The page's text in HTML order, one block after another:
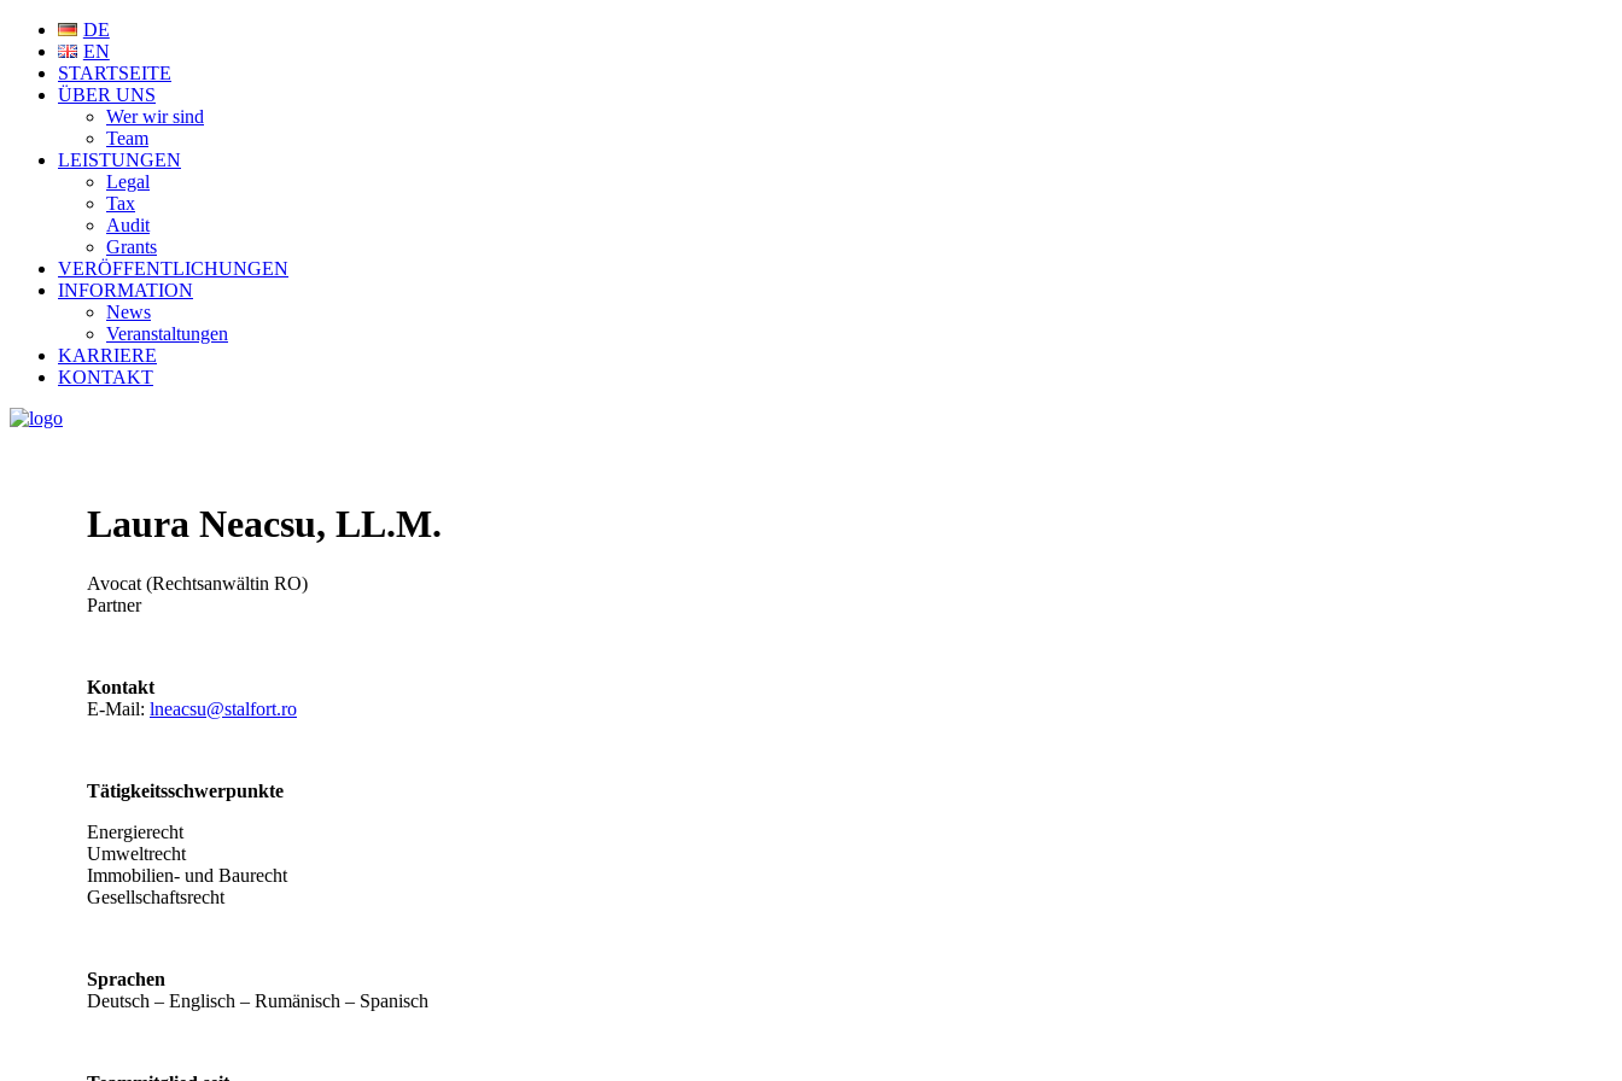
DE
EN
STARTSEITE
ÜBER UNS
Wer wir sind
Team
LEISTUNGEN
Legal
Tax
Audit
Grants
VERÖFFENTLICHUNGEN
INFORMATION
News
Veranstaltungen
KARRIERE
KONTAKT
Laura Neacsu, LL.M.
Avocat (Rechtsanwältin RO)
Partner
Kontakt
E-Mail: lneacsu@stalfort.ro
Tätigkeitsschwerpunkte
Energierecht
Umweltrecht
Immobilien- und Baurecht
Gesellschaftsrecht
Sprachen
Deutsch – Englisch – Rumänisch – Spanisch